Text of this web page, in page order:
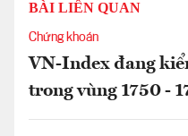
BÀI LIÊN QUAN
Chứng khoán
VN-Index đang
trong vùng 1750 -